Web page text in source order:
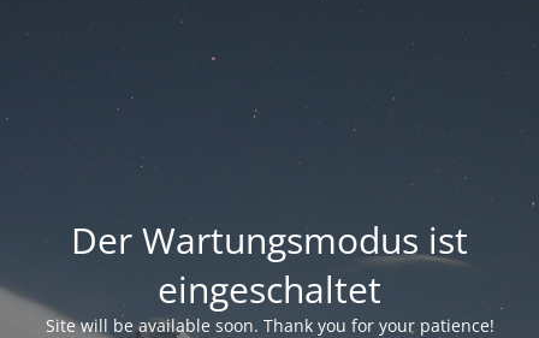
Der Wartungsmodus ist
eingeschaltet
Site will be available soon. Thank you for your patience!